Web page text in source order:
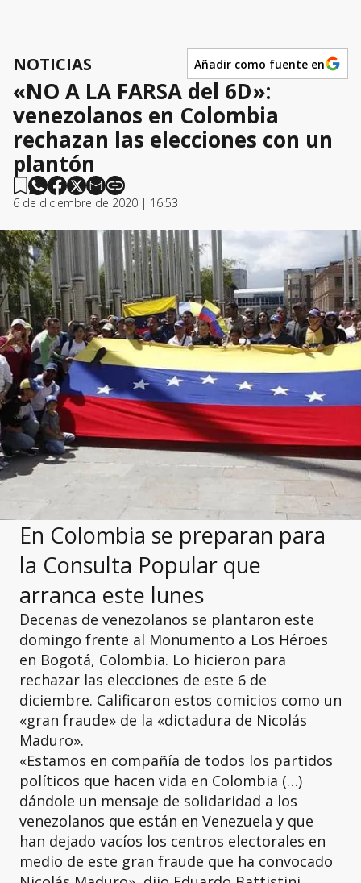
NOTICIAS Añadir como fuente en
«NO A LA FARSA del 6D»:
venezolanos en Colombia
rechazan las elecciones con un
plantón
6 de diciembre de 2020 | 16:53
En Colombia se preparan para
la Consulta Popular que
arranca este lunes
Decenas de venezolanos se plantaron este
domingo frente al Monumento a Los Héroes
en Bogotá, Colombia. Lo hicieron para
rechazar las elecciones de este 6 de
diciembre. Calificaron estos comicios como un
«gran fraude» de la «dictadura de Nicolás
Maduro».
«Estamos en compañía de todos los partidos
políticos que hacen vida en Colombia (…)
dándole un mensaje de solidaridad a los
venezolanos que están en Venezuela y que
han dejado vacíos los centros electorales en
medio de este gran fraude que ha convocado